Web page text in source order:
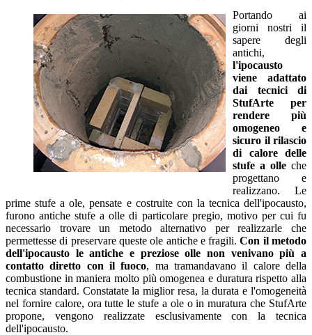
Portando ai
giorni nostri il
sapere degli
antichi,
l'ipocausto
viene adattato
dai tecnici di
StufArte per
rendere più
omogeneo e
sicuro il rilascio
di calore delle
stufe a olle che
progettano e
realizzano. Le
prime stufe a ole, pensate e costruite con la tecnica dell'ipocausto,
furono antiche stufe a olle di particolare pregio, motivo per cui fu
necessario trovare un metodo alternativo per realizzarle che
permettesse di preservare queste ole antiche e fragili.Con il metodo
dell'ipocausto le antiche e preziose olle non venivano più a
contatto diretto con il fuoco, ma tramandavano il calore della
combustione in maniera molto più omogenea e duratura rispetto alla
tecnica standard. Constatate la miglior resa, la durata e l'omogeneità
nel fornire calore, ora tutte le stufe a ole o in muratura che StufArte
propone, vengono realizzate esclusivamente con la tecnica
dell'ipocausto.